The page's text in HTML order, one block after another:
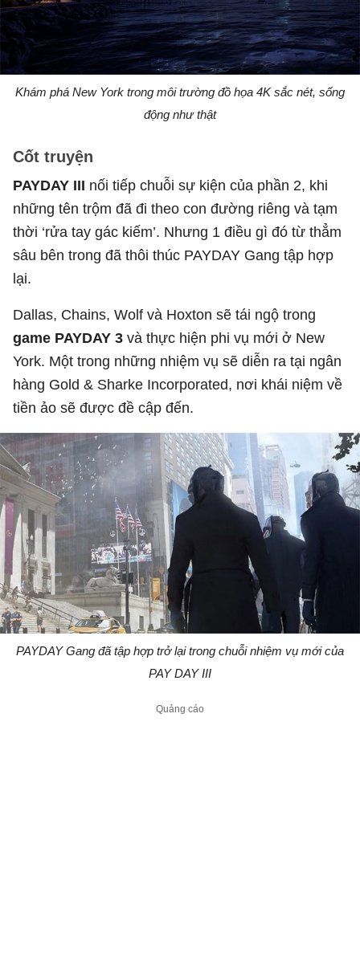
Khám phá New York trong môi trường đồ họa 4K sắc nét, sống
động như thật
Cốt truyện
PAYDAY III nối tiếp chuỗi sự kiện của phần 2, khi
những tên trộm đã đi theo con đường riêng và tạm
thời ‘rửa tay gác kiếm’. Nhưng 1 điều gì đó từ thẳm
sâu bên trong đã thôi thúc PAYDAY Gang tập hợp
lại.
Dallas, Chains, Wolf và Hoxton sẽ tái ngộ trong
game PAYDAY 3 và thực hiện phi vụ mới ở New
York. Một trong những nhiệm vụ sẽ diễn ra tại ngân
hàng Gold & Sharke Incorporated, nơi khái niệm về
tiền ảo sẽ được đề cập đến.
PAYDAY Gang đã tập hợp trở lại trong chuỗi nhiệm vụ mới của
PAY DAY III